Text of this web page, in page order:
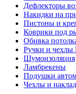
Дефлекторы
Накидки на
Пистоны и
Коврики под
Обивка
Ручки и
Шумоизоляция
Ламбрекены
Подушки
Чехлы и